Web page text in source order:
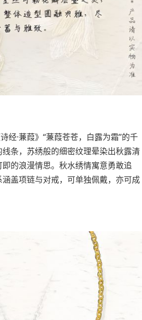
经·蒹葭》“蒹葭苍苍，白露为霜”的千
条，苏绣般的细密纹理晕染出秋露清
的浪漫情思。秋水绣情寓意勇敢追
盖项链与对戒，可单独佩戴，亦可成